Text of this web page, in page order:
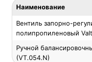
Наименование
Вентиль запорно-
полипропиленовый
Ручной
(VT.054.N)